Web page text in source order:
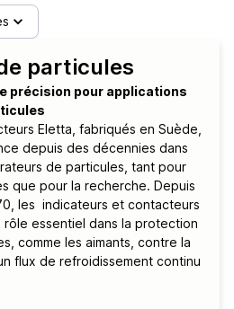
particules
précision pour applications
Eletta, fabriqués en Suède,
depuis des décennies dans
de particules, tant pour
que pour la recherche. Depuis
les indicateurs et contacteurs
essentiel dans la protection
comme les aimants, contre la
flux de refroidissement continu